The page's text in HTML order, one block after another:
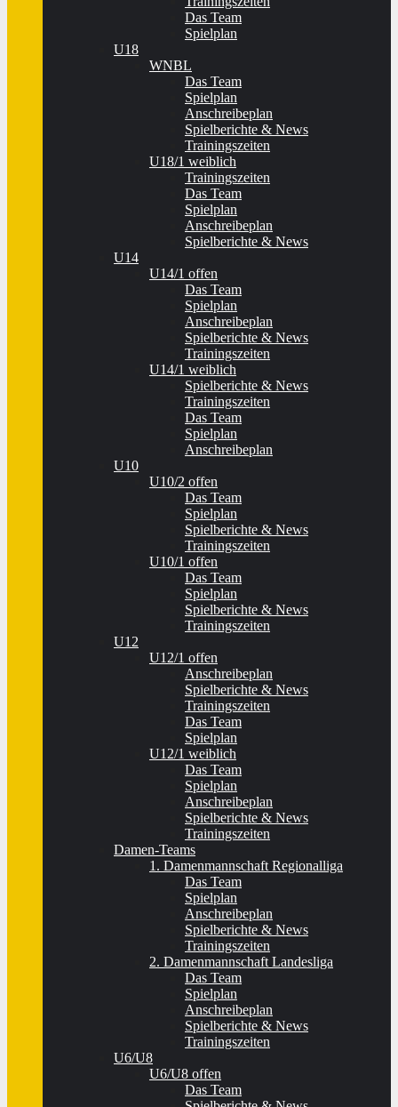
Das Team
Spielplan
U18
WNBL
Das Team
Spielplan
Anschreibeplan
Spielberichte & News
Trainingszeiten
U18/1 weiblich
Trainingszeiten
Das Team
Spielplan
Anschreibeplan
Spielberichte & News
U14
U14/1 offen
Das Team
Spielplan
Anschreibeplan
Spielberichte & News
Trainingszeiten
U14/1 weiblich
Spielberichte & News
Trainingszeiten
Das Team
Spielplan
Anschreibeplan
U10
U10/2 offen
Das Team
Spielplan
Spielberichte & News
Trainingszeiten
U10/1 offen
Das Team
Spielplan
Spielberichte & News
Trainingszeiten
U12
U12/1 offen
Anschreibeplan
Spielberichte & News
Trainingszeiten
Das Team
Spielplan
U12/1 weiblich
Das Team
Spielplan
Anschreibeplan
Spielberichte & News
Trainingszeiten
Damen-Teams
1. Damenmannschaft Regionalliga
Das Team
Spielplan
Anschreibeplan
Spielberichte & News
Trainingszeiten
2. Damenmannschaft Landesliga
Das Team
Spielplan
Anschreibeplan
Spielberichte & News
Trainingszeiten
U6/U8
U6/U8 offen
Das Team